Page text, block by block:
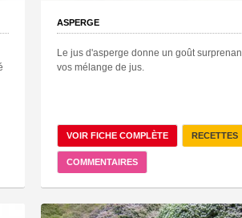
ASPERGE
Le jus d'asperge donne un goût
vos mélange de jus.
VOIR FICHE COMPLÈTE RECETTES
COMMENTAIRES